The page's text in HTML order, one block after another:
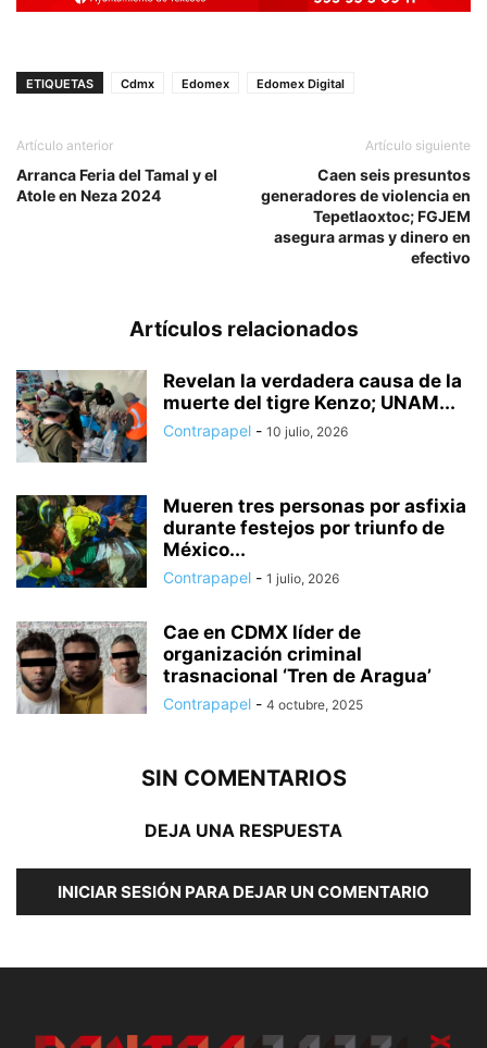
ETIQUETAS Cdmx Edomex Edomex Digital
Artículo anterior
Arranca Feria del Tamal y el
Atole en Neza 2024
Artículo siguiente
Caen seis presuntos
generadores de violencia en
Tepetlaoxtoc; FGJEM
asegura armas y dinero en
efectivo
Artículos relacionados
Revelan la verdadera causa de la
muerte del tigre Kenzo; UNAM...
Contrapapel - 10 julio, 2026
Mueren tres personas por asfixia
durante festejos por triunfo de
México...
Contrapapel - 1 julio, 2026
Cae en CDMX líder de
organización criminal
trasnacional ‘Tren de Aragua’
Contrapapel - 4 octubre, 2025
SIN COMENTARIOS
DEJA UNA RESPUESTA
INICIAR SESIÓN PARA DEJAR UN COMENTARIO